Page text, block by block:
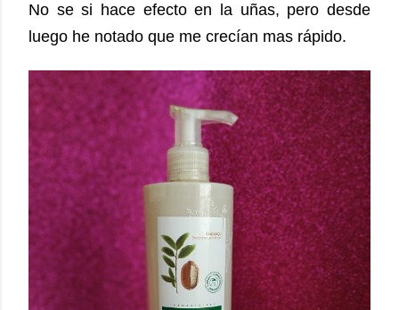
No se si hace efecto en la uñas, pero desde
luego he notado que me crecían mas rápido.